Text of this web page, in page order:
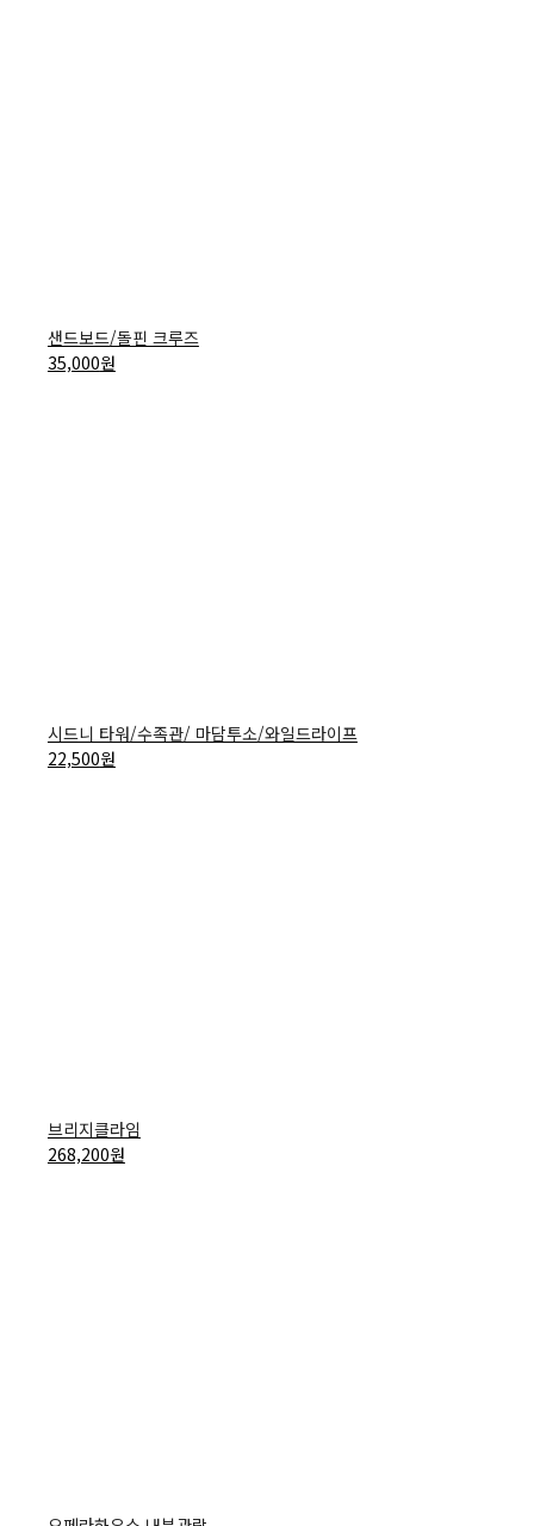
샌드보드/돌핀 크루즈
35,000원
시드니 타워/수족관/ 마담투소/와일드라이프
22,500원
브리지클라임
268,200원